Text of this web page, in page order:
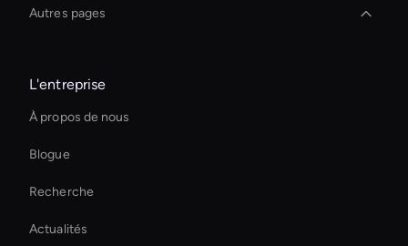
Autres pages
Autonomous Ai Avatar
Solutions d'IA interactives pour les avatars
conversational ai avatar
Holographic Display Ai
Ai Avatar Live Chat
L'entreprise
À propos de nous
Blogue
Recherche
Actualités